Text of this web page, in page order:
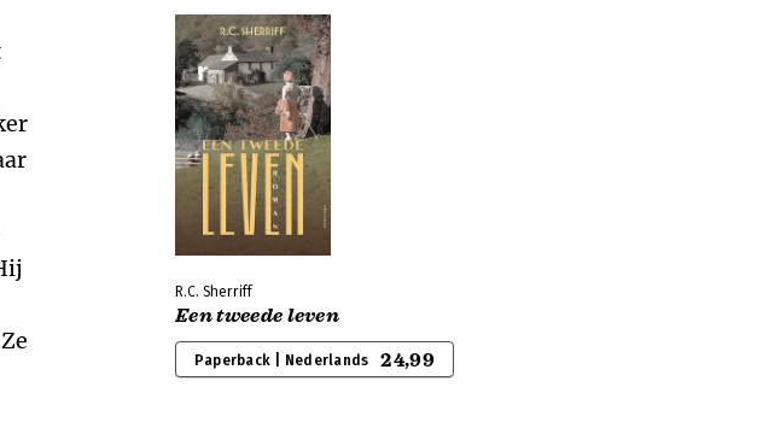
R.C. Sherriff
Een tweede leven
Paperback | Nederlands 24,99